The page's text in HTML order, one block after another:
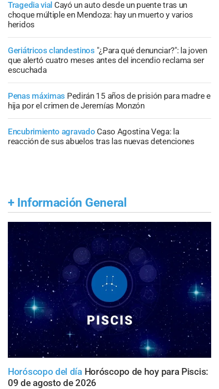
Tragedia vial Cayó un auto desde un puente tras un
choque múltiple en Mendoza: hay un muerto y varios
heridos
Geriátricos clandestinos "¿Para qué denunciar?": la joven
que alertó cuatro meses antes del incendio reclama ser
escuchada
Penas máximas Pedirán 15 años de prisión para madre e
hija por el crimen de Jeremías Monzón
Encubrimiento agravado Caso Agostina Vega: la
reacción de sus abuelos tras las nuevas detenciones
+ Información General
Horóscopo del día Horóscopo de hoy para Piscis:
09 de agosto de 2026